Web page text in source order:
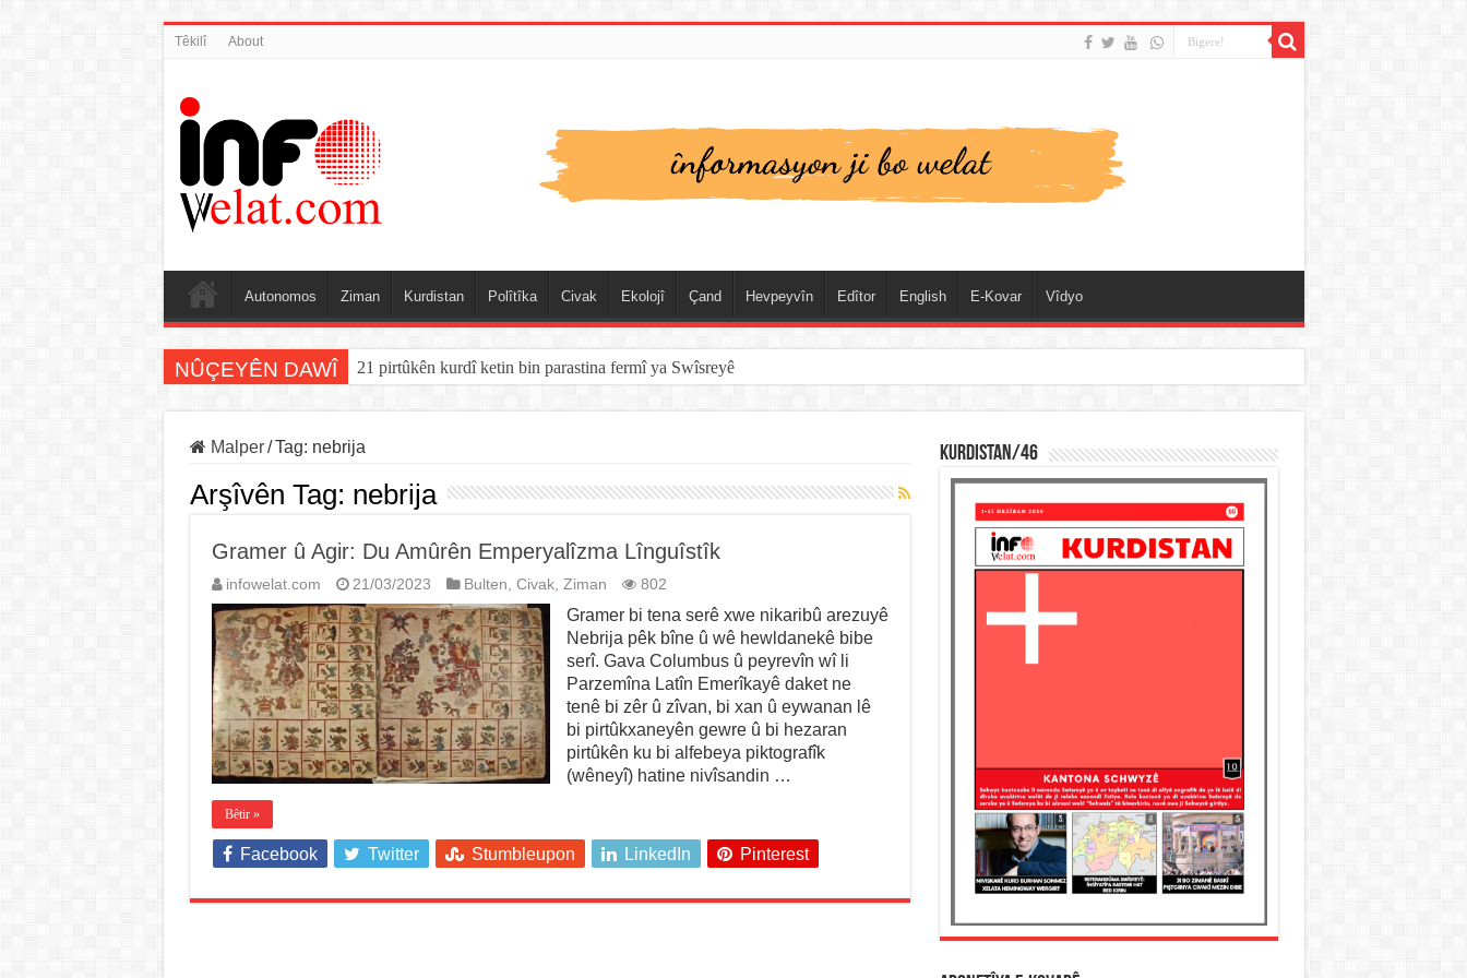
Têkilî About
Autonomos Ziman Kurdistan Polîtîka Civak Ekolojî Çand Hevpeyvîn Edîtor English E-Kovar Vîdyo
NÛÇEYÊN DAWÎ 21 pirtûkên kurdî ketin bin parastina fermî ya Swîsreyê
Malper / Tag: nebrija
Arşîvên Tag: nebrija
Gramer û Agir: Du Amûrên Emperyalîzma Lînguîstîk
infowelat.com 21/03/2023 Bulten, Civak, Ziman 802
Gramer bi tena serê xwe nikaribû arezuyê
Nebrija pêk bîne û wê hewldanekê bibe
serî. Gava Columbus û peyrevîn wî li
Parzemîna Latîn Emerîkayê daket ne
tenê bi zêr û zîvan, bi xan û eywanan lê
bi pirtûkxaneyên gewre û bi hezaran
pirtûkên ku bi alfebeya piktografîk
(wêneyî) hatine nivîsandin …
Bêtir »
Facebook Twitter Stumbleupon LinkedIn Pinterest
KURDISTAN/46